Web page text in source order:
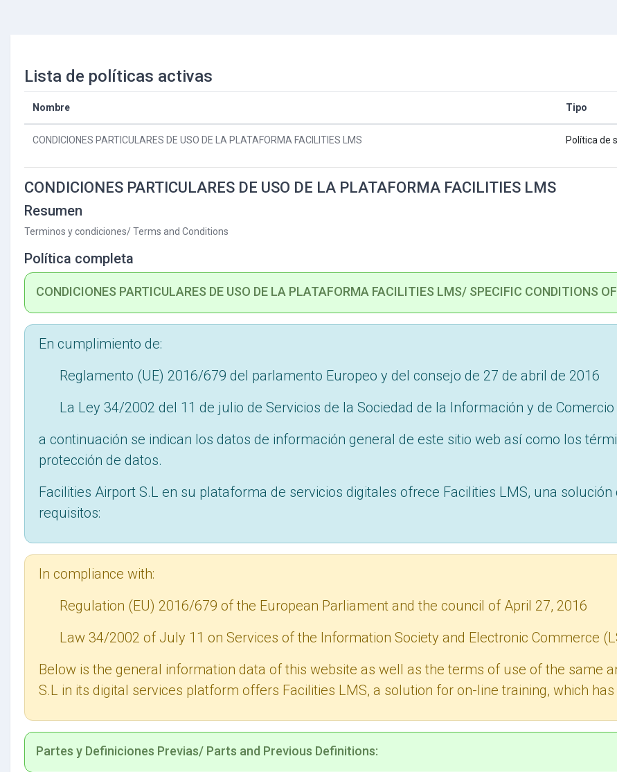
Lista de políticas activas
Nombre Tipo
CONDICIONES PARTICULARES DE USO DE LA PLATAFORMA FACILITIES LMS Política de
CONDICIONES PARTICULARES DE USO DE LA PLATAFORMA FACILITIES LMS
Resumen
Terminos y condiciones/ Terms and Conditions
Política completa
CONDICIONES PARTICULARES DE USO DE LA PLATAFORMA FACILITIES LMS/ SPECIFIC CONDITIONS
En cumplimiento de:
Reglamento (UE) 2016/679 del parlamento Europeo y del consejo de 27 de abril de 2016
La Ley 34/2002 del 11 de julio de Servicios de la Sociedad de la Información y de Comercio
a continuación se indican los datos de información general de este sitio web así como los
protección de datos.
Facilities Airport S.L en su plataforma de servicios digitales ofrece Facilities LMS, una
requisitos:
In compliance with:
Regulation (EU) 2016/679 of the European Parliament and the council of April 27, 2016
Law 34/2002 of July 11 on Services of the Information Society and Electronic Commerce
Below is the general information data of this website as well as the terms of use of the same
S.L in its digital services platform offers Facilities LMS, a solution for on-line training, which
Partes y Definiciones Previas/ Parts and Previous Definitions: